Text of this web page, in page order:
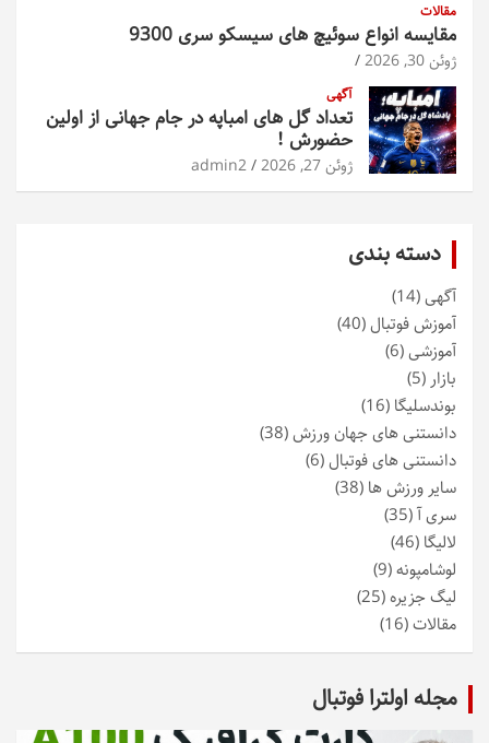
مقالات
مقایسه انواع سوئیچ های سیسکو سری 9300
ژوئن 30, 2026
آگهی
تعداد گل های امباپه در جام جهانی از اولین
حضورش !
ژوئن 27, 2026 admin2
دسته بندی
آگهی(14)
آموزش فوتبال(40)
آموزشی(6)
بازار (5)
بوندسلیگا (16)
دانستنی های جهان ورزش(38)
دانستنی های فوتبال(6)
سایر ورزش ها (38)
سری آ(35)
لالیگا (46)
لوشامپونه(9)
لیگ جزیره(25)
مقالات(16)
مجله اولترا فوتبال